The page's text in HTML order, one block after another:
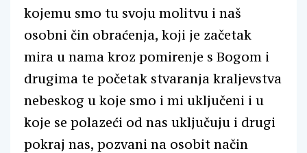
kojemu smo tu svoju molitvu i naš
osobni čin obraćenja, koji je začetak
mira u nama kroz pomirenje s Bogom i
drugima te početak stvaranja kraljevstva
nebeskog u koje smo i mi uključeni i u
koje se polazeći od nas uključuju i drugi
pokraj nas, pozvani na osobit način